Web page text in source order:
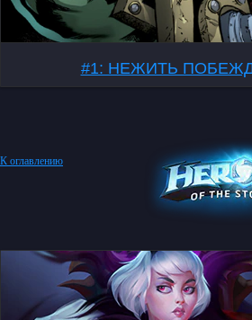
#1: НЕЖИТЬ
К оглавлению